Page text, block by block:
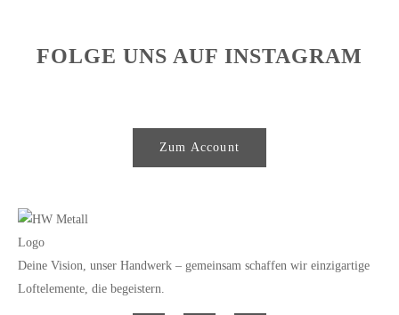
FOLGE UNS AUF INSTAGRAM
Zum Account
Deine Vision, unser Handwerk – gemeinsam schaffen wir einzigartige
Loftelemente, die begeistern.